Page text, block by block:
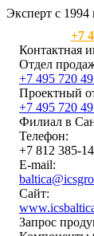
Эксперт с 1994
+7
Контактная
Отдел
+7 495 720
Проектный
+7 495 720
Филиал в
Телефон:
+7 812 385-
E-mail:
Сайт:
Запрос